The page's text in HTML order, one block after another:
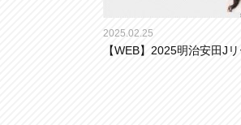
2025.02.25
【WEB】2025明治安田J